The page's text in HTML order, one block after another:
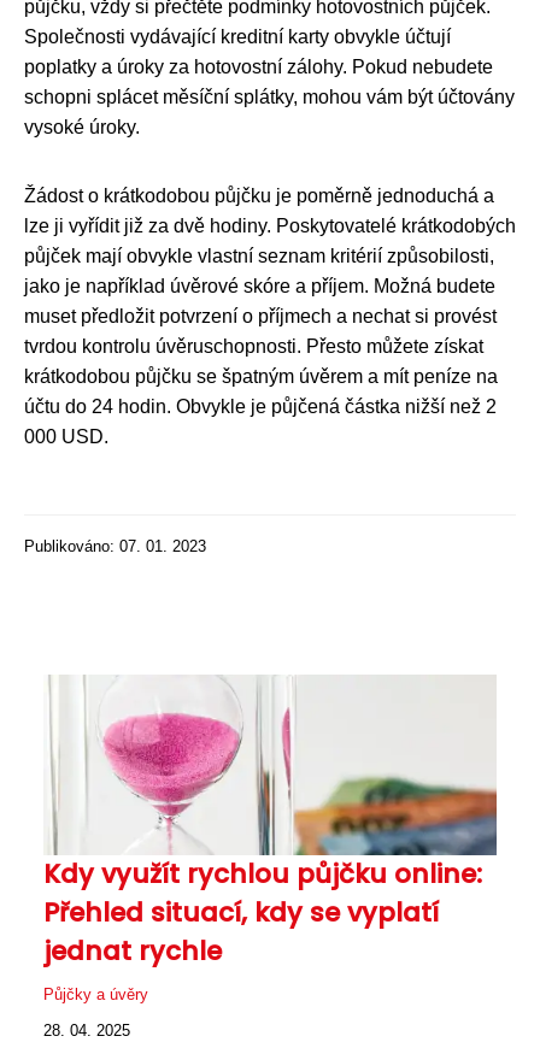
půjčku, vždy si přečtěte podmínky hotovostních půjček.
Společnosti vydávající kreditní karty obvykle účtují
poplatky a úroky za hotovostní zálohy. Pokud nebudete
schopni splácet měsíční splátky, mohou vám být účtovány
vysoké úroky.
Žádost o krátkodobou půjčku je poměrně jednoduchá a
lze ji vyřídit již za dvě hodiny. Poskytovatelé krátkodobých
půjček mají obvykle vlastní seznam kritérií způsobilosti,
jako je například úvěrové skóre a příjem. Možná budete
muset předložit potvrzení o příjmech a nechat si provést
tvrdou kontrolu úvěruschopnosti. Přesto můžete získat
krátkodobou půjčku se špatným úvěrem a mít peníze na
účtu do 24 hodin. Obvykle je půjčená částka nižší než 2
000 USD.
Publikováno: 07. 01. 2023
Kdy využít rychlou půjčku online:
Přehled situací, kdy se vyplatí
jednat rychle
Půjčky a úvěry
28. 04. 2025